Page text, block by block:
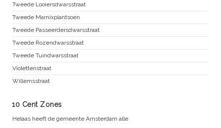
Tweede Looiersdwarsstraat
Tweede Marnixplantsoen
Tweede Passeerdersdwarsstraat
Tweede Rozendwarsstraat
Tweede Tuindwarsstraat
Violettenstraat
Willemsstraat
10 Cent Zones
Helaas heeft de gemeente Amsterdam alle